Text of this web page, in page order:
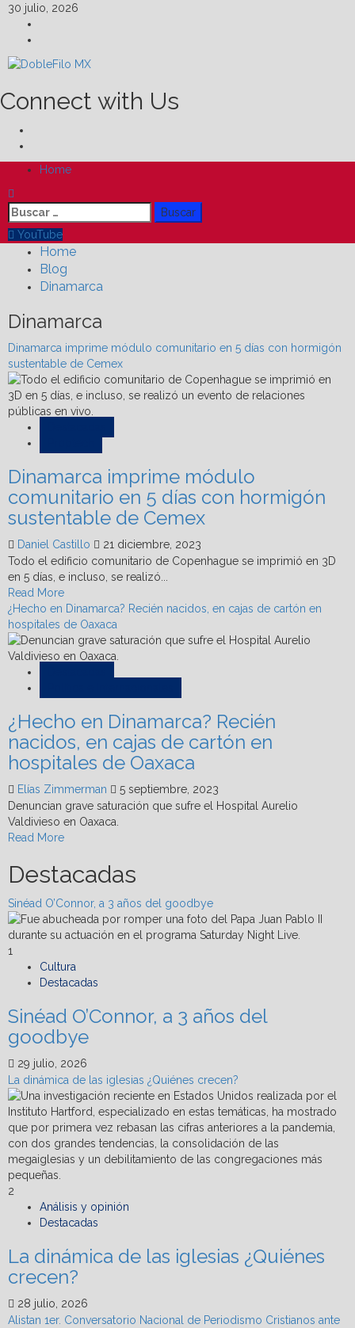
Skip
content
30 julio, 2026
Connect with Us
PrimaryHome
Buscar:
YouTube
Home
Blog
Dinamarca
Dinamarca
Dinamarca imprime módulo comunitario en 5 días con hormigón
sustentable de Cemex
Dinamarca imprime módulo
comunitario en 5 días con hormigón
sustentable de Cemex
Daniel Castillo
21 diciembre, 2023
Todo el edificio comunitario de Copenhague se imprimió en 3D
en 5 días, e incluso, se realizó...
Read MoreRead
more
about
Dinamarca
imprime
5
con
hormigón
sustentable
Cemex
¿Hecho en Dinamarca? Recién nacidos, en cajas de cartón en
hospitales de Oaxaca
¿Hecho en Dinamarca? Recién
nacidos, en cajas de cartón en
hospitales de Oaxaca
Elías Zimmerman
5 septiembre, 2023
Denuncian grave saturación que sufre el Hospital Aurelio
Valdivieso en Oaxaca.
Read MoreRead
about
¿Hecho
en
Dinamarca?
Recién
en
cajas
cartón
en
hospitales
de
Oaxaca
Destacadas
Sinéad O’Connor, a 3 años del goodbye
1
Cultura
Destacadas
Sinéad O’Connor, a 3 años del
goodbye
29 julio, 2026
La dinámica de las iglesias ¿Quiénes crecen?
2
Análisis y opinión
Destacadas
La dinámica de las iglesias ¿Quiénes
crecen?
28 julio, 2026
Alistan 1er. Conversatorio Nacional de Periodismo Cristianos ante